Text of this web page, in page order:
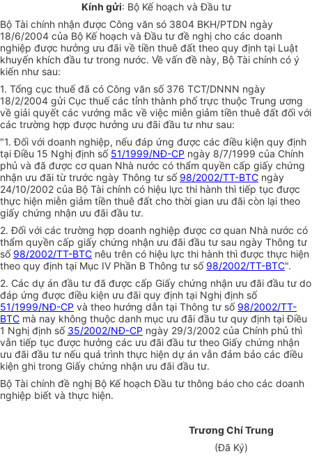
Kính gửi: Bộ Kế hoạch và Đầu tư
Bộ Tài chính nhận được Công văn só 3804 BKH/PTDN ngày
18/6/2004 của Bộ Kế hoạch và Đầu tư đề nghị cho các doanh
nghiệp được hưởng ưu đãi về tiền thuê đất theo quy định tại Luật
khuyến khích đầu tư trong nước. Về vấn đề này, Bộ Tài chính có ý
kiến như sau:
1. Tổng cục thuế đã có Công văn số 376 TCT/DNNN ngày
18/2/2004 gửi Cục thuế các tỉnh thành phố trực thuộc Trung ương
về giải quyết các vướng mắc về việc miễn giảm tiền thuê đất đối với
các trường hợp được hưởng ưu đãi đầu tư như sau:
"1. Đối với doanh nghiệp, nếu đáp ứng được các điều kiện quy định
tại Điều 15 Nghị định số 51/1999/NĐ-CP ngày 8/7/1999 của Chính
phủ và đã được cơ quan Nhà nước có thẩm quyền cấp giấy chứng
nhận ưu đãi từ trước ngày Thông tư số 98/2002/TT-BTC ngày
24/10/2002 của Bộ Tài chính có hiệu lực thi hành thì tiếp tục được
thực hiện miễn giảm tiền thuê đất cho thời gian ưu đãi còn lại theo
giấy chứng nhận ưu đãi đầu tư.
2. Đối với các trường hợp doanh nghiệp được cơ quan Nhà nước có
thẩm quyền cấp giấy chứng nhận ưu đãi đầu tư sau ngày Thông tư
số 98/2002/TT-BTC nêu trên có hiệu lực thi hành thì được thực hiện
theo quy định tại Mục IV Phần B Thông tư số 98/2002/TT-BTC".
2. Các dự án đầu tư đã được cấp Giấy chứng nhận ưu đãi đầu tư do
đáp ứng được điều kiện ưu đãi quy định tại Nghị định số
51/1999/NĐ-CP và theo hướng dẫn tại Thông tư số 98/2002/TT-
BTC mà nay không thuộc danh mục ưu đãi đầu tư quy định tại Điều
1 Nghị định số 35/2002/NĐ-CP ngày 29/3/2002 của Chính phủ thì
vẫn tiếp tục được hưởng các ưu đãi đầu tư theo Giấy chứng nhận
ưu đãi đầu tư nếu quá trình thực hiện dự án vẫn đảm bảo các điều
kiện ghi trong Giấy chứng nhận ưu đãi đầu tư.
Bộ Tài chính đề nghị Bộ Kế hoạch Đầu tư thông báo cho các doanh
nghiệp biết và thực hiện.
Trương Chí Trung
(Đã Ký)